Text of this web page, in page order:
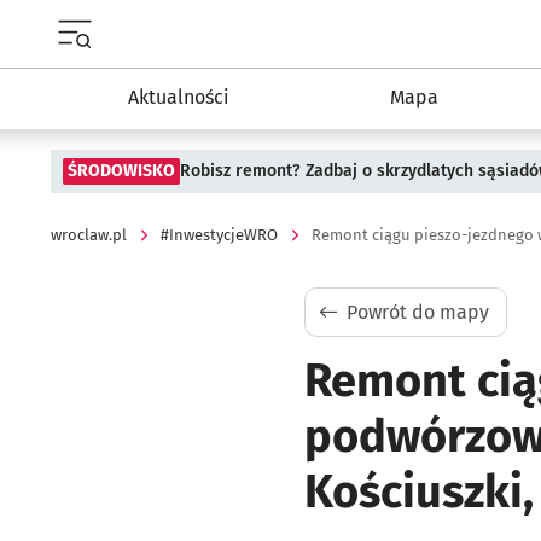
Aktualności Mapa
ŚRODOWISKO Robisz remont? Zadbaj o skrzydlatych
wroclaw.pl #InwestycjeWRO
Powrót do mapy
Remont